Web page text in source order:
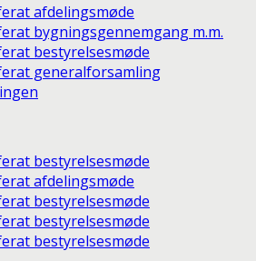
afdelingsmøde
bygningsgennemgang m.m.
bestyrelsesmøde
generalforsamling
bestyrelsesmøde
afdelingsmøde
bestyrelsesmøde
bestyrelsesmøde
bestyrelsesmøde